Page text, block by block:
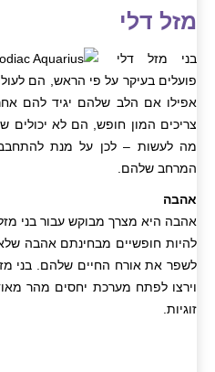
מזל דלי
בני מזל דלי
פועלים בעיקר על פי הראש, הם
אפילו אם הלב שלהם יגיד להם
צריכים המון חופש, הם לא יכולים
מה לעשות – לכן על מנת
המרחב שלהם.
אהבה
אהבה היא מצרך מבוקש עבור בני
להיות חופשיים מבחינתם אהבה
לשפר את אורח החיים שלהם. בני
וירצו לפתח מערכת יחסים מהר
זוגיות.